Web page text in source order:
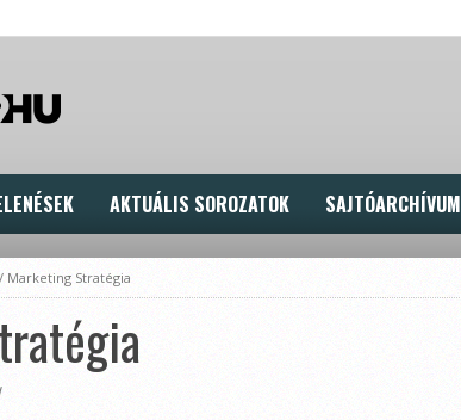
AKTUÁLIS SOROZATOK SAJTÓARCHÍVUM
/ Marketing Stratégia